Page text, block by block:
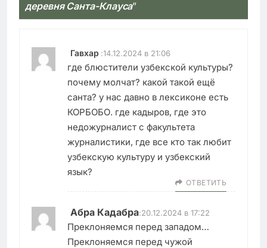
деревня Санта-Клауса”
Гавхар :14.12.2024 в 21:06
где блюстители узбекской культуры?
почему молчат? какой такой ещё
санта? у нас давно в лексиконе есть
КОРБОБО. где кадыров, где это
недожурналист с факультета
журналистики, где все кто так любит
узбекскую культуру и узбекский
язык?
ОТВЕТИТЬ
Абра Кадабра:20.12.2024 в 17:22
Преклоняемся перед западом…
Преклоняемся перед чужой